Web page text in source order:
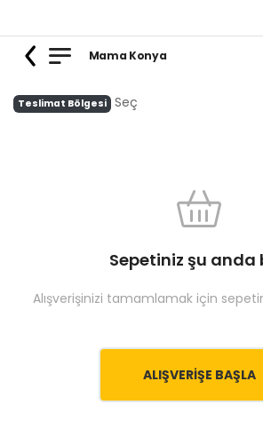
Mama Konya
Teslimat Bölgesi Seç
Sepetiniz şu anda
Alışverişinizi tamamlamak için
ALIŞVERIŞE BAŞLA